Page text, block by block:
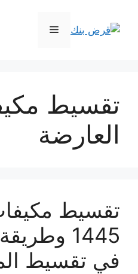
المحتوى
القائمة
تقسيط
العارضة
تقسيط
1445
في تقسيط